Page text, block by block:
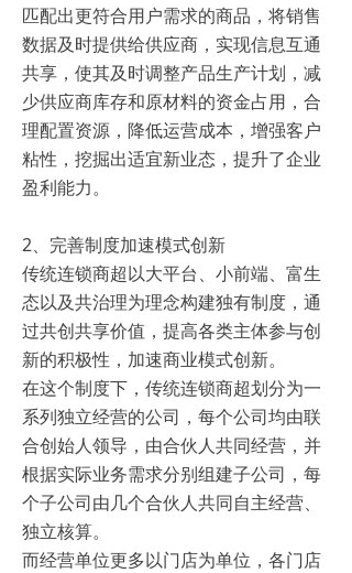
匹配出更符合用户需求的商品，将销售
数据及时提供给供应商，实现信息互通
共享，使其及时调整产品生产计划，减
少供应商库存和原材料的资金占用，合
理配置资源，降低运营成本，增强客户
粘性，挖掘出适宜新业态，提升了企业
盈利能力。
2、完善制度加速模式创新
传统连锁商超以大平台、小前端、富生
态以及共治理为理念构建独有制度，通
过共创共享价值，提高各类主体参与创
新的积极性，加速商业模式创新。
在这个制度下，传统连锁商超划分为一
系列独立经营的公司，每个公司均由联
合创始人领导，由合伙人共同经营，并
根据实际业务需求分别组建子公司，每
个子公司由几个合伙人共同自主经营、
独立核算。
而经营单位更多以门店为单位，各门店